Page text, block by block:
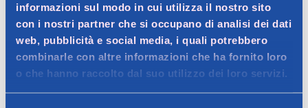
informazioni sul modo in cui utilizza il nostro sito
con i nostri partner che si occupano di analisi dei dati
web, pubblicità e social media, i quali potrebbero
combinarle con altre informazioni che ha fornito loro
o che hanno raccolto dal suo utilizzo dei loro servizi.
Help
Verifica disp. in negozio
Help
Verifica disp. in negozio